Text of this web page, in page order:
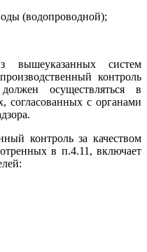
(водопроводной);
систем
контроль
осуществляться в
согласованных с органами
контроль за качеством
в п.4.11, включает